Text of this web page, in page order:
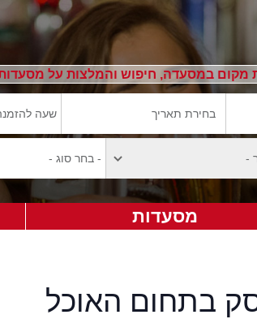
מקום במסעדה, חיפוש והמלצות על
מסעדות
בתחום האוכל